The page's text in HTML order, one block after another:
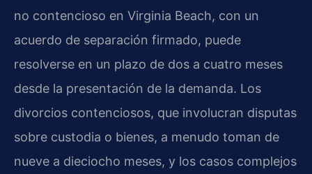
no contencioso en Virginia Beach, con un
acuerdo de separación firmado, puede
resolverse en un plazo de dos a cuatro meses
desde la presentación de la demanda. Los
divorcios contenciosos, que involucran disputas
sobre custodia o bienes, a menudo toman de
nueve a dieciocho meses, y los casos complejos